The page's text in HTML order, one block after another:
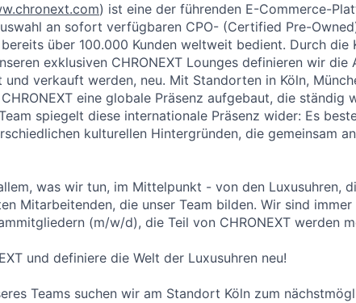
) ist eine der führenden E-Commerce-
an sofort verfügbaren CPO- (Certified Pre-
über 100.000 Kunden weltweit bedient. Durch die
exklusiven CHRONEXT Lounges definieren wir die
verkauft werden, neu. Mit Standorten in Köln,
eine globale Präsenz aufgebaut, die ständig
spiegelt diese internationale Präsenz wider: Es
kulturellen Hintergründen, die gemeinsam
was wir tun, im Mittelpunkt - von den Luxusuhren,
Mitarbeitenden, die unser Team bilden. Wir sind
(m/w/d), die Teil von CHRONEXT werden
und definiere die Welt der Luxusuhren neu!
Teams suchen wir am Standort Köln zum